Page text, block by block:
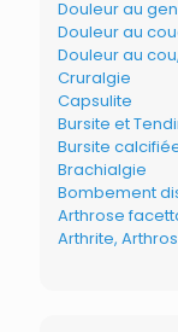
Douleur au
Douleur au
Douleur au
Cruralgie
Capsulite
Bursite et
Bursite
Brachialgie
Bombement
Arthrose
Arthrite,